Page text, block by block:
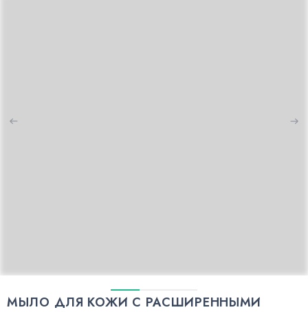
МЫЛО ДЛЯ КОЖИ С РАСШИРЕННЫМИ